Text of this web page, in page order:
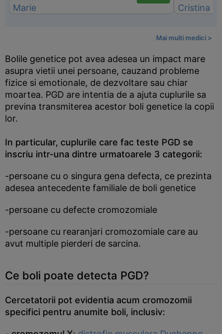
Mai multi medici >
Bolile genetice pot avea adesea un impact mare
asupra vietii unei persoane, cauzand probleme
fizice si emotionale, de dezvoltare sau chiar
moartea. PGD are intentia de a ajuta cuplurile sa
previna transmiterea acestor boli genetice la copii
lor.
In particular, cuplurile care fac teste PGD se
inscriu intr-una dintre urmatoarele 3 categorii:
-persoane cu o singura gena defecta, ce prezinta
adesea antecedente familiale de boli genetice
-persoane cu defecte cromozomiale
-persoane cu rearanjari cromozomiale care au
avut multiple pierderi de sarcina.
Ce boli poate detecta PGD?
Cercetatorii pot evidentia acum cromozomii
specifici pentru anumite boli, inclusiv: